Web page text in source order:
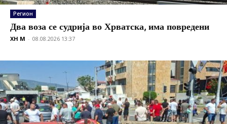
Регион
Два воза се судрија во Хрватска, има повредени
XH M - 08.08.2026 13:37